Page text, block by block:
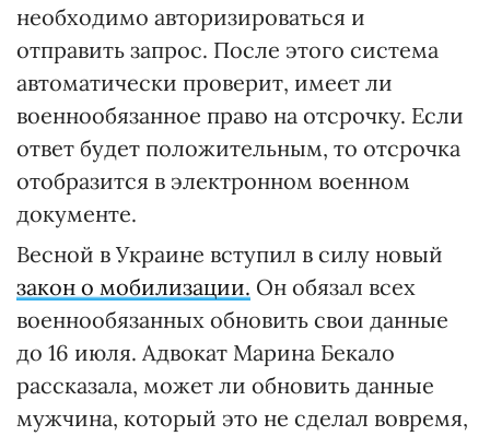
необходимо авторизироваться и
отправить запрос. После этого система
автоматически проверит, имеет ли
военнообязанное право на отсрочку. Если
ответ будет положительным, то отсрочка
отобразится в электронном военном
документе.
Весной в Украине вступил в силу новый
закон о мобилизации. Он обязал всех
военнообязанных обновить свои данные
до 16 июля. Адвокат Марина Бекало
рассказала, может ли обновить данные
мужчина, который это не сделал вовремя,